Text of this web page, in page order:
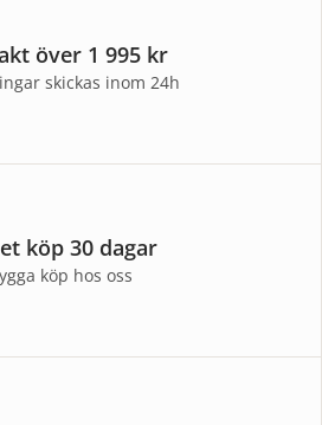
över 1 995 kr
skickas inom 24h
köp 30 dagar
köp hos oss